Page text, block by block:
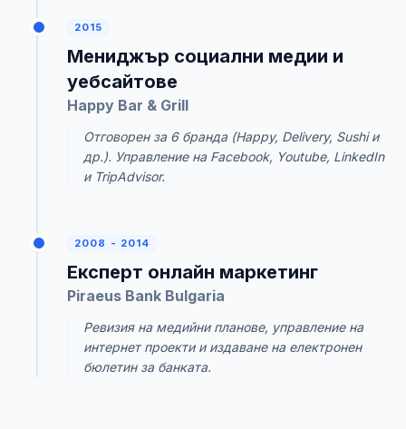
2015
Мениджър социални медии и
уебсайтове
Happy Bar & Grill
Отговорен за 6 бранда (Happy, Delivery, Sushi и
др.). Управление на Facebook, Youtube, LinkedIn
и TripAdvisor.
2008 - 2014
Експерт онлайн маркетинг
Piraeus Bank Bulgaria
Ревизия на медийни планове, управление на
интернет проекти и издаване на електронен
бюлетин за банката.